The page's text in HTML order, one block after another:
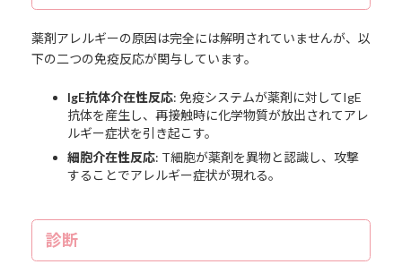
薬剤アレルギーの原因は完全には解明されていませんが、以
下の二つの免疫反応が関与しています。
IgE抗体介在性反応: 免疫システムが薬剤に対してIgE
抗体を産生し、再接触時に化学物質が放出されてアレ
ルギー症状を引き起こす。
細胞介在性反応: T細胞が薬剤を異物と認識し、攻撃
することでアレルギー症状が現れる。
診断